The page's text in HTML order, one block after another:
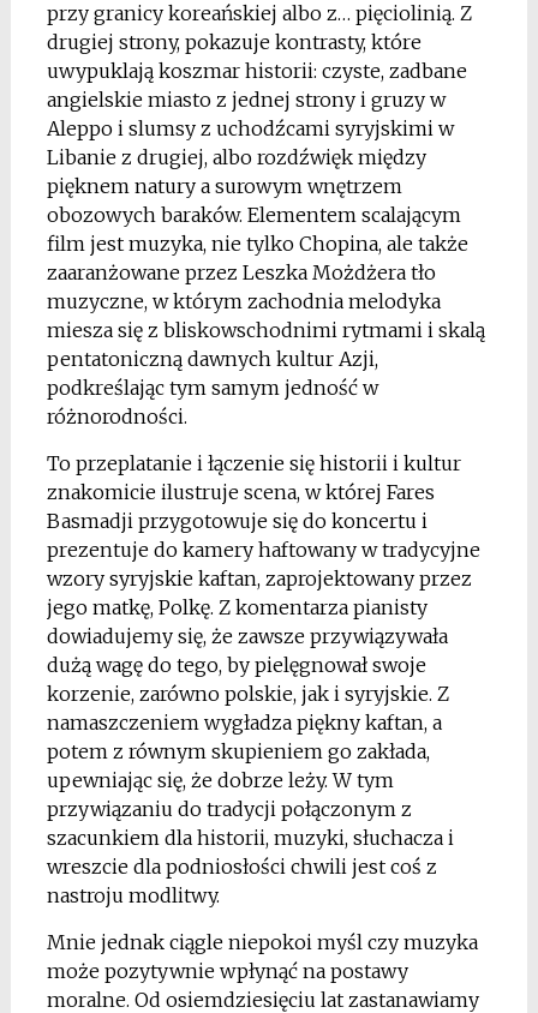
przy granicy koreańskiej albo z… pięciolinią. Z
drugiej strony, pokazuje kontrasty, które
uwypuklają koszmar historii: czyste, zadbane
angielskie miasto z jednej strony i gruzy w
Aleppo i slumsy z uchodźcami syryjskimi w
Libanie z drugiej, albo rozdźwięk między
pięknem natury a surowym wnętrzem
obozowych baraków. Elementem scalającym
film jest muzyka, nie tylko Chopina, ale także
zaaranżowane przez Leszka Możdżera tło
muzyczne, w którym zachodnia melodyka
miesza się z bliskowschodnimi rytmami i skalą
pentatoniczną dawnych kultur Azji,
podkreślając tym samym jedność w
różnorodności.
To przeplatanie i łączenie się historii i kultur
znakomicie ilustruje scena, w której Fares
Basmadji przygotowuje się do koncertu i
prezentuje do kamery haftowany w tradycyjne
wzory syryjskie kaftan, zaprojektowany przez
jego matkę, Polkę. Z komentarza pianisty
dowiadujemy się, że zawsze przywiązywała
dużą wagę do tego, by pielęgnował swoje
korzenie, zarówno polskie, jak i syryjskie. Z
namaszczeniem wygładza piękny kaftan, a
potem z równym skupieniem go zakłada,
upewniając się, że dobrze leży. W tym
przywiązaniu do tradycji połączonym z
szacunkiem dla historii, muzyki, słuchacza i
wreszcie dla podniosłości chwili jest coś z
nastroju modlitwy.
Mnie jednak ciągle niepokoi myśl czy muzyka
może pozytywnie wpłynąć na postawy
moralne. Od osiemdziesięciu lat zastanawiamy